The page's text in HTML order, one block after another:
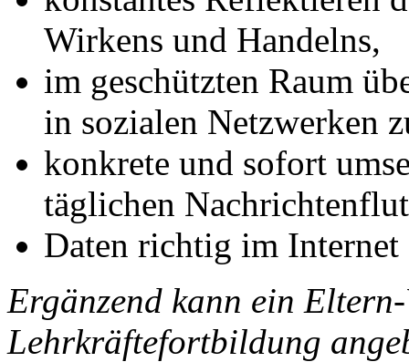
Wirkens und Handelns,
im geschützten Raum
in sozialen Netzwerken
konkrete und sofort
täglichen
Daten richtig im Internet
Ergänzend kann ein
Lehrkräftefortbildung